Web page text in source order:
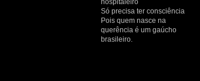
hospitaleiro
Só precisa ter consciência
Pois quem nasce na
querência é um gaúcho
brasileiro.